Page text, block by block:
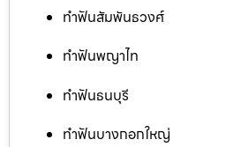
ทำฟันสัมพันธวงศ์
ทำฟันพญาไท
ทำฟันธนบุรี
ทำฟันบางกอกใหญ่